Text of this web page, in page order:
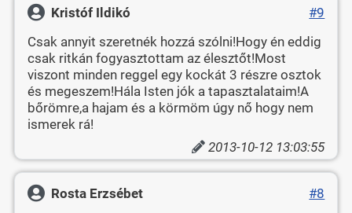
Kristóf Ildikó
#9
Csak annyit szeretnék hozzá szólni!Hogy én eddig
csak ritkán fogyasztottam az élesztőt!Most
viszont minden reggel egy kockát 3 részre osztok
és megeszem!Hála Isten jók a tapasztalataim!A
bőrömre,a hajam és a körmöm úgy nő hogy nem
ismerek rá!
2013-10-12 13:03:55
Rosta Erzsébet
#8